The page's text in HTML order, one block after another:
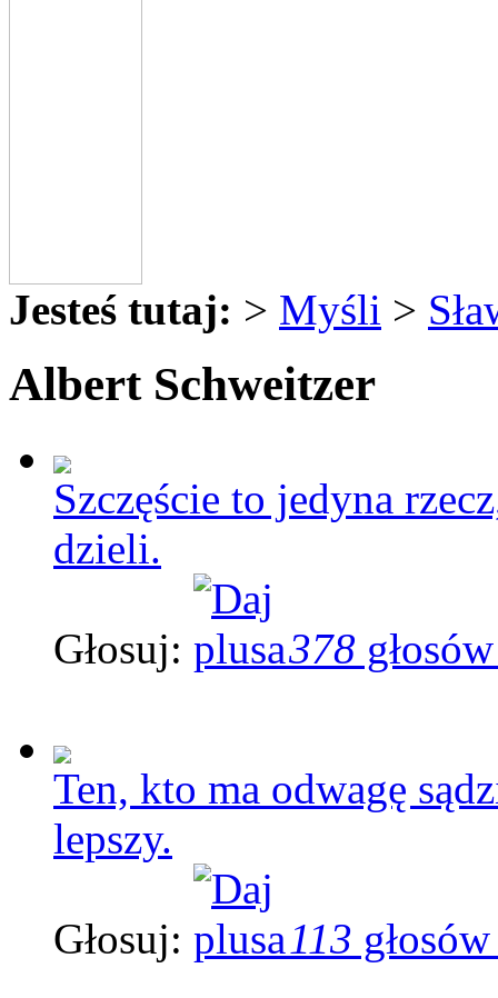
Jesteś tutaj: > Myśli >
Albert Schweitzer
Szczęście to jedyna
dzieli.
Głosuj: 378
Ten, kto ma odwagę
lepszy.
Głosuj: 113